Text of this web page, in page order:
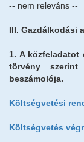
-- nem releváns --
III. Gazdálkodási
1. A közfeladatot
törvény szerint
beszámolója.
Költségvetési
Költségvetés